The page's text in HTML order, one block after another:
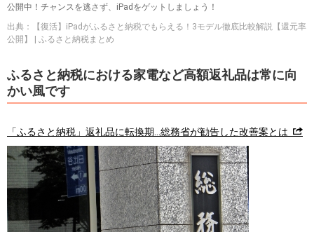
公開中！チャンスを逃さず、iPadをゲットしましょう！
出典：【復活】iPadがふるさと納税でもらえる！3モデル徹底比較解説【還元率
公開】 | ふるさと納税まとめ
ふるさと納税における家電など高額返礼品は常に向
かい風です
「ふるさと納税」返礼品に転換期…総務省が勧告した改善案とは